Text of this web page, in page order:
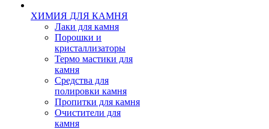
ХИМИЯ ДЛЯ КАМНЯ
Лаки для камня
Порошки и
кристаллизаторы
Термо мастики для
камня
Средства для
полировки камня
Пропитки для камня
Очистители для
камня